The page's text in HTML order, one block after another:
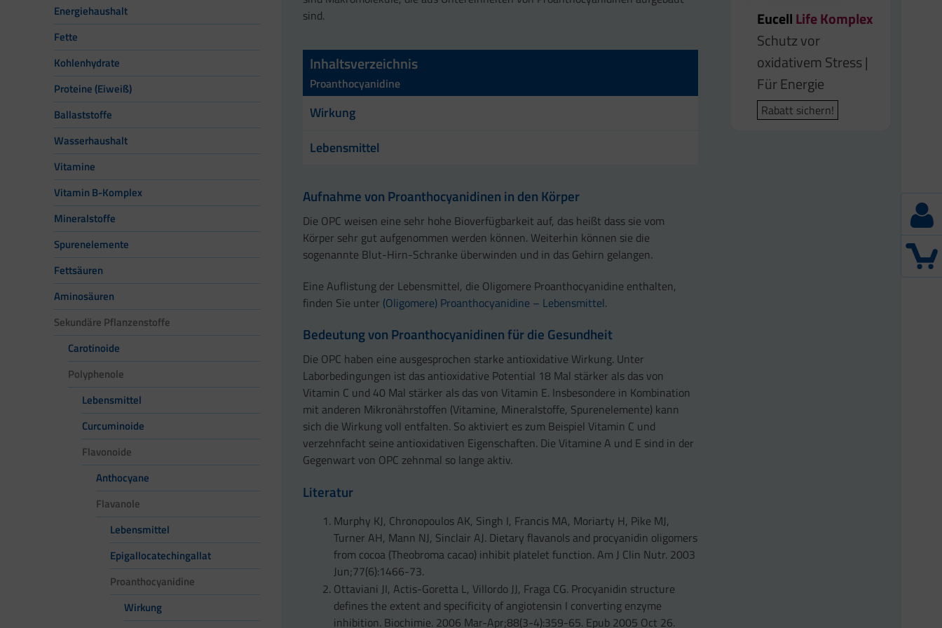
Energiehaushalt
Fette
Kohlenhydrate
Proteine (Eiweiß)
Ballaststoffe
Wasserhaushalt
Vitamine
Vitamin B-Komplex
Mineralstoffe
Spurenelemente
Fettsäuren
Aminosäuren
Sekundäre Pflanzenstoffe
Carotinoide
Polyphenole
Lebensmittel
Curcuminoide
Flavonoide
Anthocyane
Flavanole
Lebensmittel
Epigallocatechingallat
Proanthocyanidine
Wirkung
sind.
Inhaltsverzeichnis
Proanthocyanidine
Wirkung
Lebensmittel
Aufnahme von Proanthocyanidinen in den Körper
Die OPC weisen eine sehr hohe Bioverfügbarkeit auf, das heißt dass sie vom
Körper sehr gut aufgenommen werden können. Weiterhin können sie die
sogenannte Blut-Hirn-Schranke überwinden und in das Gehirn gelangen.
Eine Auflistung der Lebensmittel, die Oligomere Proanthocyanidine enthalten,
finden Sie unter (Oligomere) Proanthocyanidine – Lebensmittel.
Bedeutung von Proanthocyanidinen für die Gesundheit
Die OPC haben eine ausgesprochen starke antioxidative Wirkung. Unter
Laborbedingungen ist das antioxidative Potential 18 Mal stärker als das von
Vitamin C und 40 Mal stärker als das von Vitamin E. Insbesondere in Kombination
mit anderen Mikronährstoffen (Vitamine, Mineralstoffe, Spurenelemente) kann
sich die Wirkung voll entfalten. So aktiviert es zum Beispiel Vitamin C und
verzehnfacht seine antioxidativen Eigenschaften. Die Vitamine A und E sind in der
Gegenwart von OPC zehnmal so lange aktiv.
Literatur
Murphy KJ, Chronopoulos AK, Singh I, Francis MA, Moriarty H, Pike MJ,
Turner AH, Mann NJ, Sinclair AJ. Dietary flavanols and procyanidin oligomers
from cocoa (Theobroma cacao) inhibit platelet function. Am J Clin Nutr. 2003
Jun;77(6):1466-73.
Ottaviani JI, Actis-Goretta L, Villordo JJ, Fraga CG. Procyanidin structure
defines the extent and specificity of angiotensin I converting enzyme
inhibition. Biochimie. 2006 Mar-Apr;88(3-4):359-65. Epub 2005 Oct 26.
EucellLife Komplex
Schutz vor
oxidativem Stress |
Für Energie
Rabatt sichern!